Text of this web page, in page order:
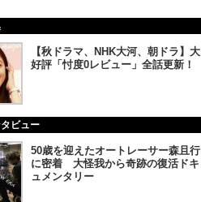
【秋ドラマ、NHK大河、朝ドラ】大
好評「忖度0レビュー」全話更新！
ビュー
50歳を迎えたオートレーサー森且行
に密着 大怪我から奇跡の復活ドキ
ュメンタリー